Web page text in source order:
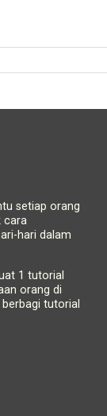
setiap orang
cara
hari dalam
1 tutorial
orang di
tutorial